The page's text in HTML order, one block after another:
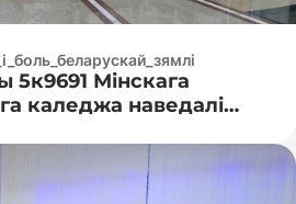
5к9691 Мінскага
каледжа наведалі
вайны